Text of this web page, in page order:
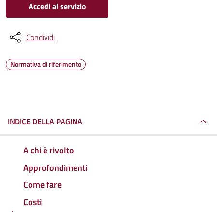
Accedi al servizio
Condividi
Normativa di riferimento
INDICE DELLA PAGINA
A chi è rivolto
Approfondimenti
Come fare
Costi